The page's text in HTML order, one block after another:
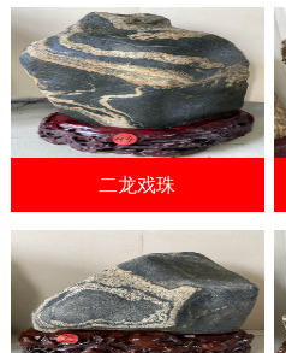
二龙戏珠